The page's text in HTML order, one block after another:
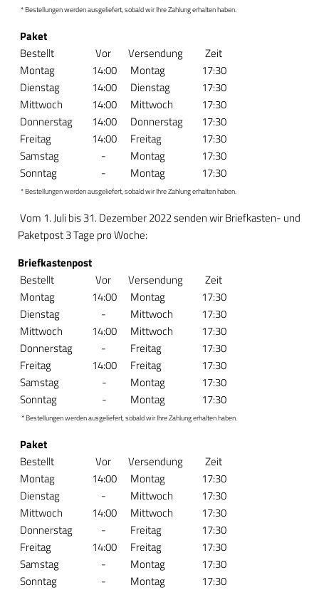
* Bestellungen werden ausgeliefert, sobald wir Ihre Zahlung erhalten haben.
Paket
Bestellt
Vor Versendung
Zeit
Montag
14:00 Montag
17:30
Dienstag
14:00 Dienstag
17:30
Mittwoch
14:00 Mittwoch
17:30
Donnerstag
14:00 Donnerstag
17:30
Freitag
14:00 Freitag
17:30
Samstag
- Montag
17:30
Sonntag
- Montag 17:30
* Bestellungen werden ausgeliefert, sobald wir Ihre Zahlung erhalten haben.
Vom 1. Juli bis 31. Dezember 2022 senden wir Briefkasten- und
Paketpost 3 Tage pro Woche:
Briefkastenpost
Bestellt
Vor Versendung
Zeit
Montag
14:00 Montag
17:30
Dienstag
- Mittwoch
17:30
Mittwoch
14:00 Mittwoch
17:30
Donnerstag
- Freitag
17:30
Freitag
14:00 Freitag
17:30
Samstag
- Montag
17:30
Sonntag
- Montag 17:30
* Bestellungen werden ausgeliefert, sobald wir Ihre Zahlung erhalten haben.
Paket
Bestellt
Vor Versendung
Zeit
Montag
14:00 Montag
17:30
Dienstag
- Mittwoch
17:30
Mittwoch
14:00 Mittwoch
17:30
Donnerstag
- Freitag
17:30
Freitag
14:00 Freitag
17:30
Samstag
- Montag
17:30
Sonntag
- Montag 17:30